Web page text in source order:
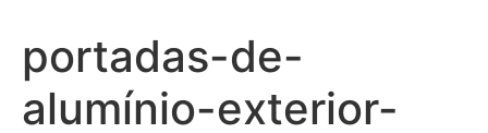
portadas-de-
alumínio-exterior-